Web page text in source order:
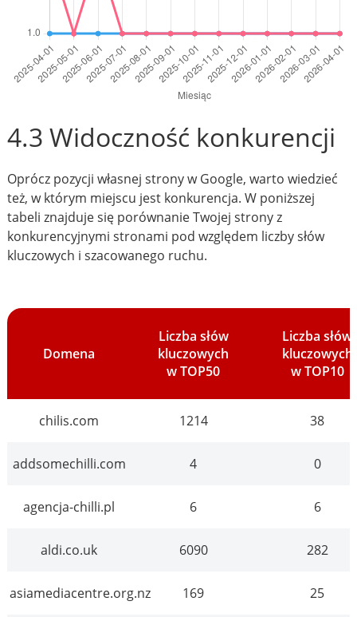
4.3 Widoczność konkurencji
Oprócz pozycji własnej strony w Google, warto wiedzieć
też, w którym miejscu jest konkurencja. W poniższej
tabeli znajduje się porównanie Twojej strony z
konkurencyjnymi stronami pod względem liczby słów
kluczowych i szacowanego ruchu.
Domena
Liczba słów
kluczowych
w TOP50
Liczba słów
kluczowych
w TOP10
chilis.com 1214 38
addsomechilli.com 4 0
agencja-chilli.pl 6 6
aldi.co.uk 6090 282
asiamediacentre.org.nz 169 25